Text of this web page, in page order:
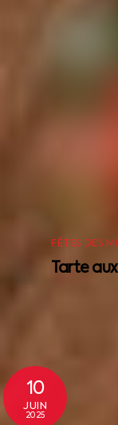
10
JUIN
2025
FÊTES DES
Tarte